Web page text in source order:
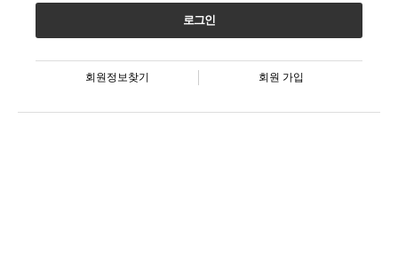
회원정보찾기 회원 가입